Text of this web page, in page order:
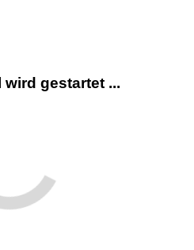
wird gestartet ...